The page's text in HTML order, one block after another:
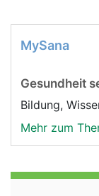
MySana
Gesundheit
Bildung,
Mehr zum